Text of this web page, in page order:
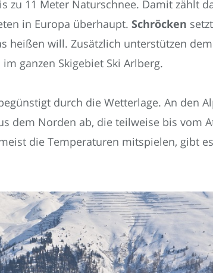
zu 11 Meter Naturschnee. Damit zählt
in Europa überhaupt. Schröcken
heißen will. Zusätzlich unterstützen
ganzen Skigebiet Ski Arlberg.
durch die Wetterlage. An den
dem Norden ab, die teilweise bis vom
die Temperaturen mitspielen, gibt